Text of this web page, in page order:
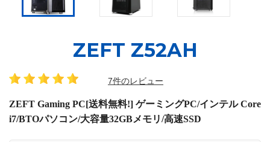
ZEFT Z52AH
7件のレビュー
ZEFT Gaming PC[送料無料!] ゲーミングPC/インテル Core
i7/BTOパソコン/大容量32GBメモリ/高速SSD